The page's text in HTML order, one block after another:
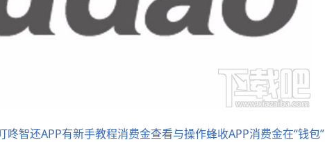
智还APP有新手教程消费金查看与操作蜂收APP消费金在“钱包”